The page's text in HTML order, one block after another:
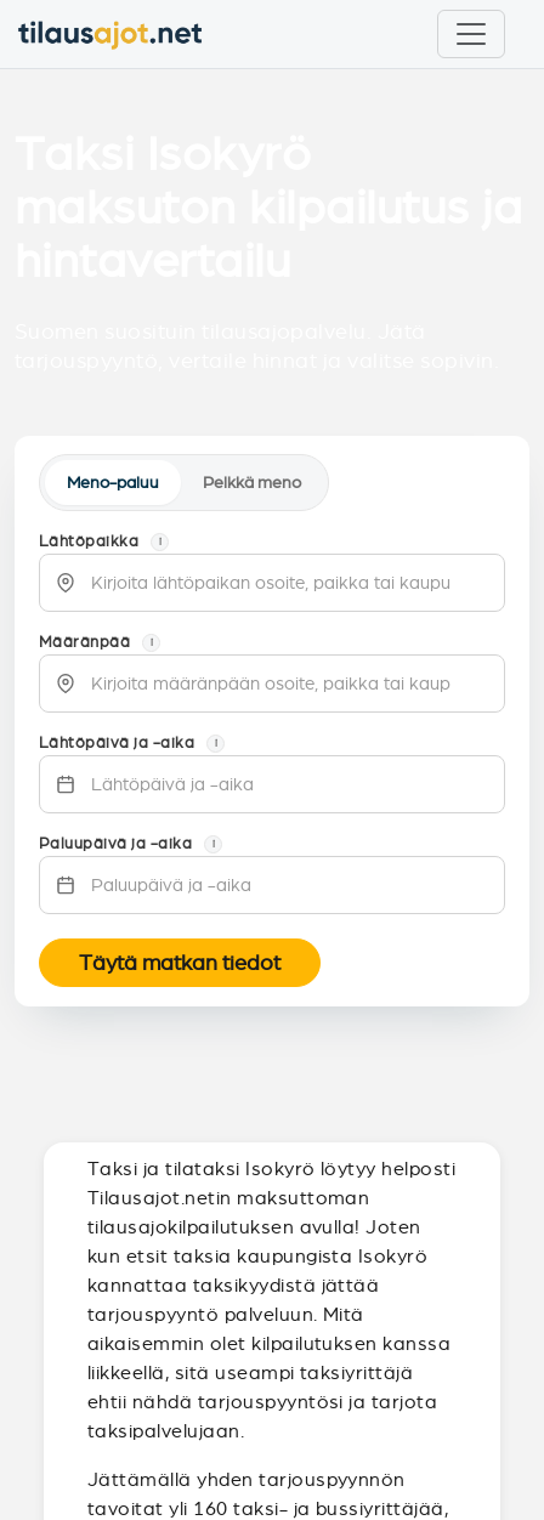
Meno-paluu Pelkkä meno
Lähtöpaikka i
Määränpää i
Lähtöpäivä ja -aika i
Paluupäivä ja -aika i
Täytä matkan tiedot
Taksi ja tilataksi Isokyrö löytyy helposti
Tilausajot.netin maksuttoman
tilausajokilpailutuksen avulla! Joten
kun etsit taksia kaupungista Isokyrö
kannattaa taksikyydistä jättää
tarjouspyyntö palveluun. Mitä
aikaisemmin olet kilpailutuksen kanssa
liikkeellä, sitä useampi taksiyrittäjä
ehtii nähdä tarjouspyyntösi ja tarjota
taksipalvelujaan.
Jättämällä yhden tarjouspyynnön
tavoitat yli 160 taksi- ja bussiyrittäjää,